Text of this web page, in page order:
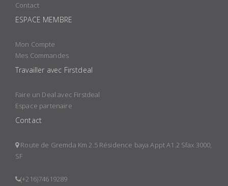
Contact
ESPACE MEMBRE
Mon Compte
Mes Commandes
Travailler avec Firstdeal
Faire un Deal avec Firstdeal
Espace partenaire
Contact
Route de Gremda Km 2.5 Résidence baya Appt A1.2 Sfax 3000,
SF
(+216)74619289